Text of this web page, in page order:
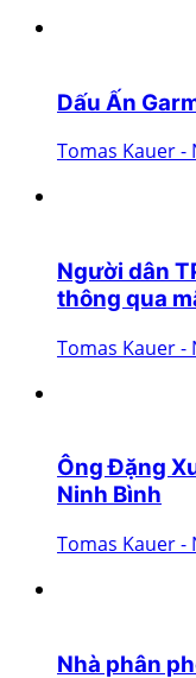
Dấu Ấn
Tomas Kauer
Người dân
thông qua
Tomas Kauer
Ông Đặng
Ninh Bình
Tomas Kauer
Nhà phân